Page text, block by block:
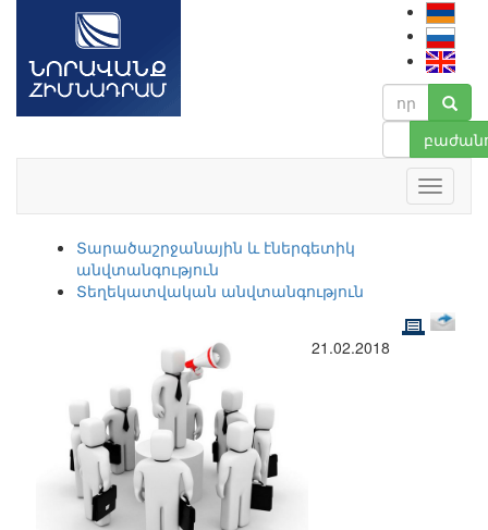
Տարածաշրջանային և էներգետիկ
անվտանգություն
Տեղեկատվական անվտանգություն
21.02.2018